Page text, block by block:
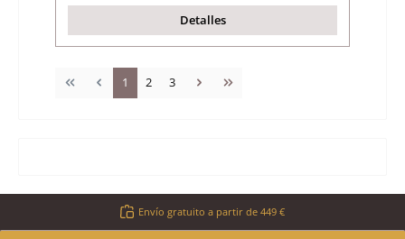
Detalles
Página
1 Página
2 Página
3
Envío gratuito a partir de 449 €